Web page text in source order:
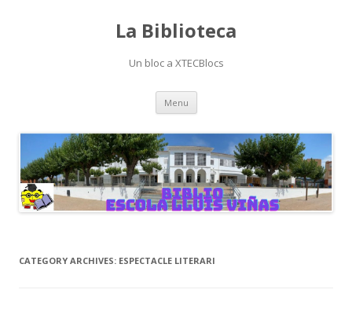
La Biblioteca
Un bloc a XTECBlocs
Menu Skip
content
CATEGORY ARCHIVES: ESPECTACLE LITERARI